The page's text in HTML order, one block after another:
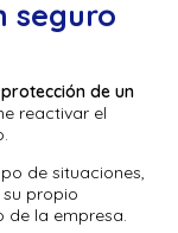
seguro
de un
reactivar el
de situaciones,
propio
de la empresa.